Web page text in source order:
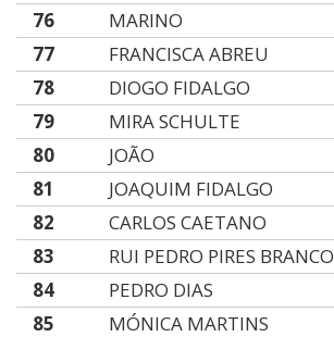
76
MARINO
77
FRANCISCA ABREU
78
DIOGO FIDALGO
79
MIRA SCHULTE
80
JOÃO
81
JOAQUIM FIDALGO
82
CARLOS CAETANO
83
RUI PEDRO PIRES BRANCO
84
PEDRO DIAS
85
MÓNICA MARTINS